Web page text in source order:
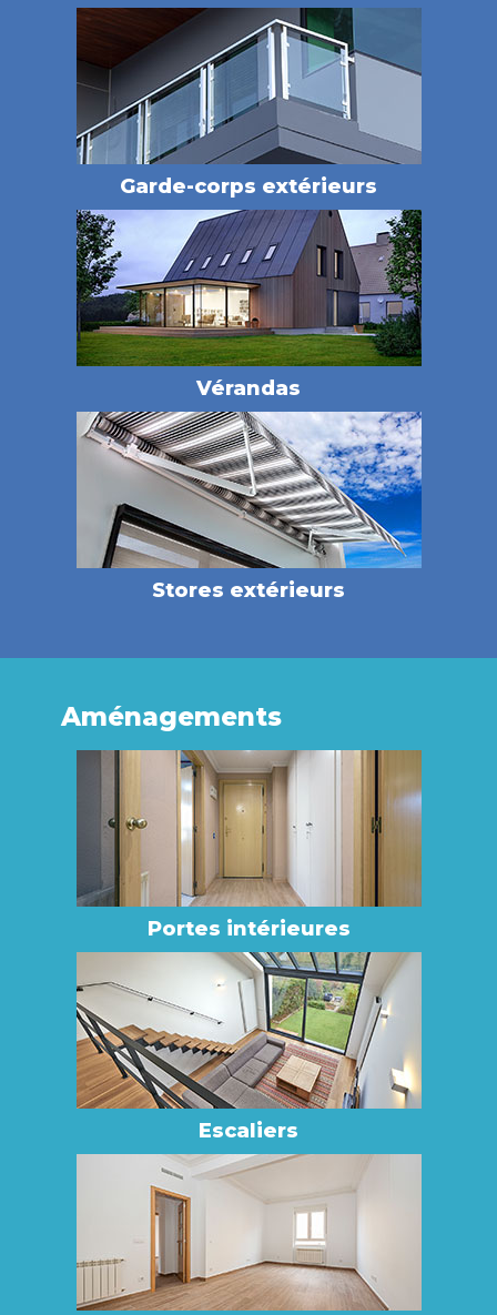
Garde-corps extérieurs
Vérandas
Stores extérieurs
Aménagements
Portes intérieures
Escaliers